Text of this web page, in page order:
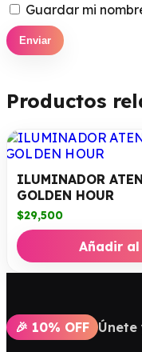
Guardar mi
Productos
ILUMINADOR
GOLDEN HOUR
$29,500
Añadir
🎉 10% OFF